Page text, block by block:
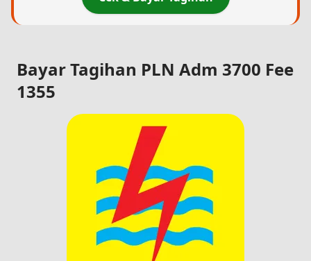
Bayar Tagihan PLN Adm 3700 Fee
1355